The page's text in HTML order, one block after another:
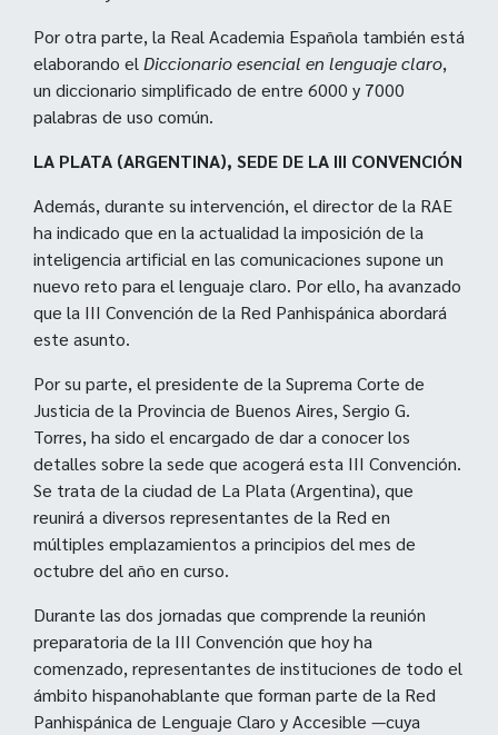
Por otra parte, la Real Academia Española también está
elaborando elDiccionario esencial en lenguaje claro,
un diccionario simplificado de entre 6000 y 7000
palabras de uso común.
LA PLATA (ARGENTINA), SEDE DE LA III CONVENCIÓN
Además, durante su intervención, el director de la RAE
ha indicado que en la actualidad la imposición de la
inteligencia artificial en las comunicaciones supone un
nuevo reto para el lenguaje claro. Por ello, ha avanzado
que la III Convención de la Red Panhispánica abordará
este asunto.
Por su parte, el presidente de la Suprema Corte de
Justicia de la Provincia de Buenos Aires, Sergio G.
Torres, ha sido el encargado de dar a conocer los
detalles sobre la sede que acogerá esta III Convención.
Se trata de la ciudad de La Plata (Argentina), que
reunirá a diversos representantes de la Red en
múltiples emplazamientos a principios del mes de
octubre del año en curso.
Durante las dos jornadas que comprende la reunión
preparatoria de la III Convención que hoy ha
comenzado, representantes de instituciones de todo el
ámbito hispanohablante que forman parte de la Red
Panhispánica de Lenguaje Claro y Accesible —cuya